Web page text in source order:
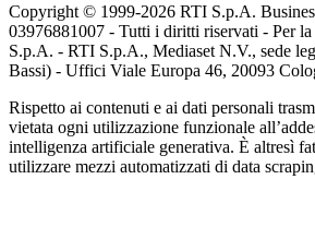
Copyright © 1999-2026 RTI S.p.A.
03976881007 - Tutti i diritti riservati - Per
S.p.A. - RTI S.p.A., Mediaset N.V., sede
Bassi) - Uffici Viale Europa 46, 20093
Rispetto ai contenuti e ai dati personali
vietata ogni utilizzazione funzionale
intelligenza artificiale generativa. È altresì
utilizzare mezzi automatizzati di data